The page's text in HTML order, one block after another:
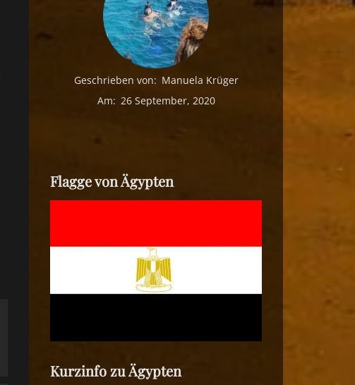
Geschrieben von: Manuela Krüger
Am: 26 September, 2020
Flagge von Ägypten
Kurzinfo zu Ägypten